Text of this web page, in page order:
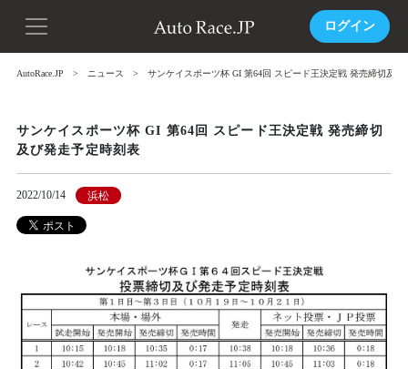
ログイン
AutoRace.JP ニュース サンケイスポーツ杯 GI 第64回 スピード王決定戦 発売締切及び
サンケイスポーツ杯 GI 第64回 スピード王決定戦 発売締切
及び発走予定時刻表
2022/10/14 浜松